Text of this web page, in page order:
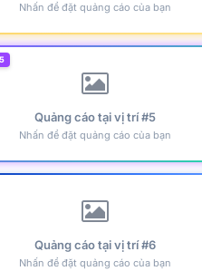
Nhấn để đặt quảng cáo của bạn
Quảng cáo tại vị trí #5
Nhấn để đặt quảng cáo của bạn
Quảng cáo tại vị trí #6
Nhấn để đặt quảng cáo của bạn